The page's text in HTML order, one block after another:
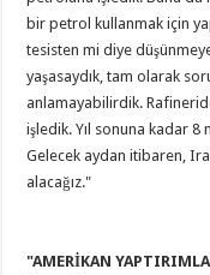
bir petrol kullanmak için
tesisten mi diye
yaşasaydık, tam olarak
anlamayabilirdik.
işledik. Yıl sonuna kadar
Gelecek aydan itibaren,
alacağız."
"AMERİKAN